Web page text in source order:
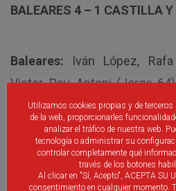
BALEARES 4 – 1 CASTILLA Y
Baleares: Iván López,
Vistor, Pau, Antoni (Jorge
Josep Cerdá, Dani García,
David López
Castilla y León: Aceves,
Utilizamos cookies propias y de
de la web, proporcionarles
analizar el tráfico de nuestra web.
tecnología o administrar su
controlar completamente qué
través de los botones
Al clicar en "Sí, Acepto", ACEPTA SU
consentimiento en cualquier momento.